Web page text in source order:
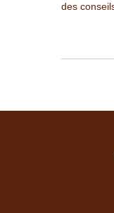
des